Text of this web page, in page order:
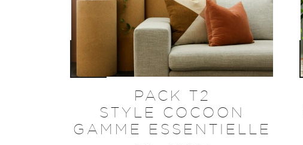
PACK T2
STYLE COCOON
GAMME ESSENTIELLE